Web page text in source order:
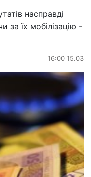
насправді
за їх мобілізацію -
16:00 15.03